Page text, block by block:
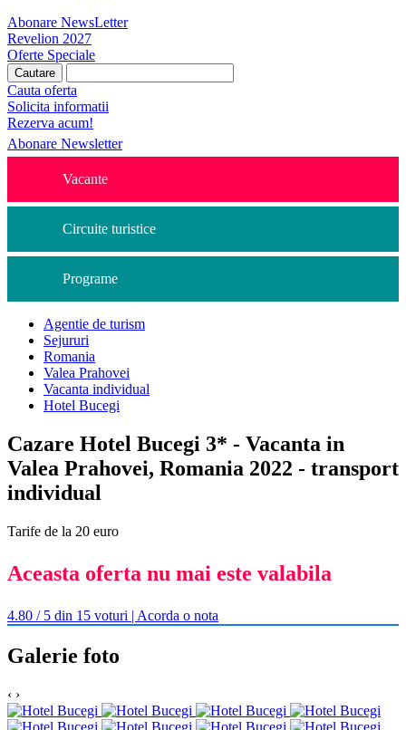
Abonare NewsLetter
Revelion 2027
Oferte Speciale
Cauta oferta
Solicita informatii
Rezerva acum!
Abonare Newsletter
Vacante
Circuite turistice
Programe
Agentie de turism
Sejururi
Romania
Valea Prahovei
Vacanta individual
Hotel Bucegi
Cazare Hotel Bucegi 3* - Vacanta in
Valea Prahovei, Romania 2022 - transport
individual
Tarife de la 20 euro
Aceasta oferta nu mai este valabila
4.80 / 5 din 15 voturi | Acorda o nota
Galerie foto
‹ ›